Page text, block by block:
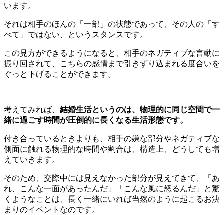
います。
それは相手のほんの「一部」の状態であって、その人の「す
べて」ではない、というスタンスです。
この見方ができるようになると、相手のネガティブな言動に
振り回されて、こちらの感情まで引きずり込まれる度合いを
ぐっと下げることができます。
考えてみれば、 結婚生活というのは、物理的に同じ空間で一
緒に過ごす時間が圧倒的に長くなる生活形態です。
付き合っているときよりも、相手の嫌な部分やネガティブな
側面に触れる物理的な時間や割合は、構造上、どうしても増
えていきます。
そのため、交際中には見えなかった部分が見えてきて、「あ
れ、こんな一面があったんだ」「こんな風に怒るんだ」と驚
くようなことは、長く一緒にいれば当然のように起こるお決
まりのイベントなのです。